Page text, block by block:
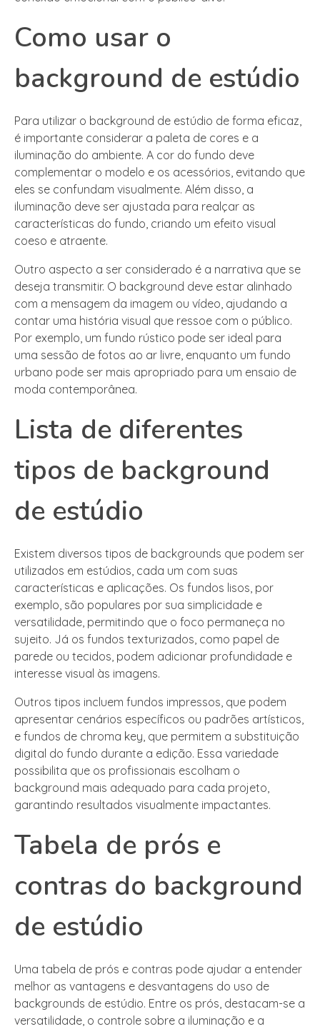
Como usar o
background de estúdio
Para utilizar o background de estúdio de forma eficaz,
é importante considerar a paleta de cores e a
iluminação do ambiente. A cor do fundo deve
complementar o modelo e os acessórios, evitando que
eles se confundam visualmente. Além disso, a
iluminação deve ser ajustada para realçar as
características do fundo, criando um efeito visual
coeso e atraente.
Outro aspecto a ser considerado é a narrativa que se
deseja transmitir. O background deve estar alinhado
com a mensagem da imagem ou vídeo, ajudando a
contar uma história visual que ressoe com o público.
Por exemplo, um fundo rústico pode ser ideal para
uma sessão de fotos ao ar livre, enquanto um fundo
urbano pode ser mais apropriado para um ensaio de
moda contemporânea.
Lista de diferentes
tipos de background
de estúdio
Existem diversos tipos de backgrounds que podem ser
utilizados em estúdios, cada um com suas
características e aplicações. Os fundos lisos, por
exemplo, são populares por sua simplicidade e
versatilidade, permitindo que o foco permaneça no
sujeito. Já os fundos texturizados, como papel de
parede ou tecidos, podem adicionar profundidade e
interesse visual às imagens.
Outros tipos incluem fundos impressos, que podem
apresentar cenários específicos ou padrões artísticos,
e fundos de chroma key, que permitem a substituição
digital do fundo durante a edição. Essa variedade
possibilita que os profissionais escolham o
background mais adequado para cada projeto,
garantindo resultados visualmente impactantes.
Tabela de prós e
contras do background
de estúdio
Uma tabela de prós e contras pode ajudar a entender
melhor as vantagens e desvantagens do uso de
backgrounds de estúdio. Entre os prós, destacam-se a
versatilidade, o controle sobre a iluminação e a